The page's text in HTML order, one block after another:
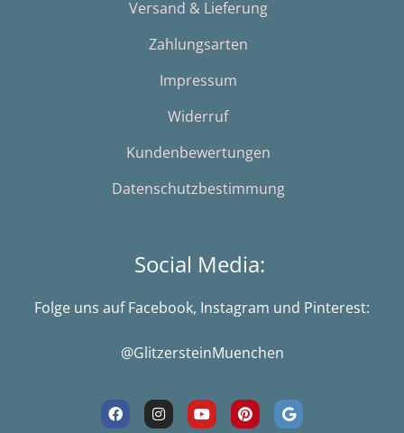
Versand & Lieferung
Zahlungsarten
Impressum
Widerruf
Kundenbewertungen
Datenschutzbestimmung
Social Media:
Folge uns auf Facebook, Instagram und Pinterest:
@GlitzersteinMuenchen
F
a
I
n
Y
o
P
i
G
o